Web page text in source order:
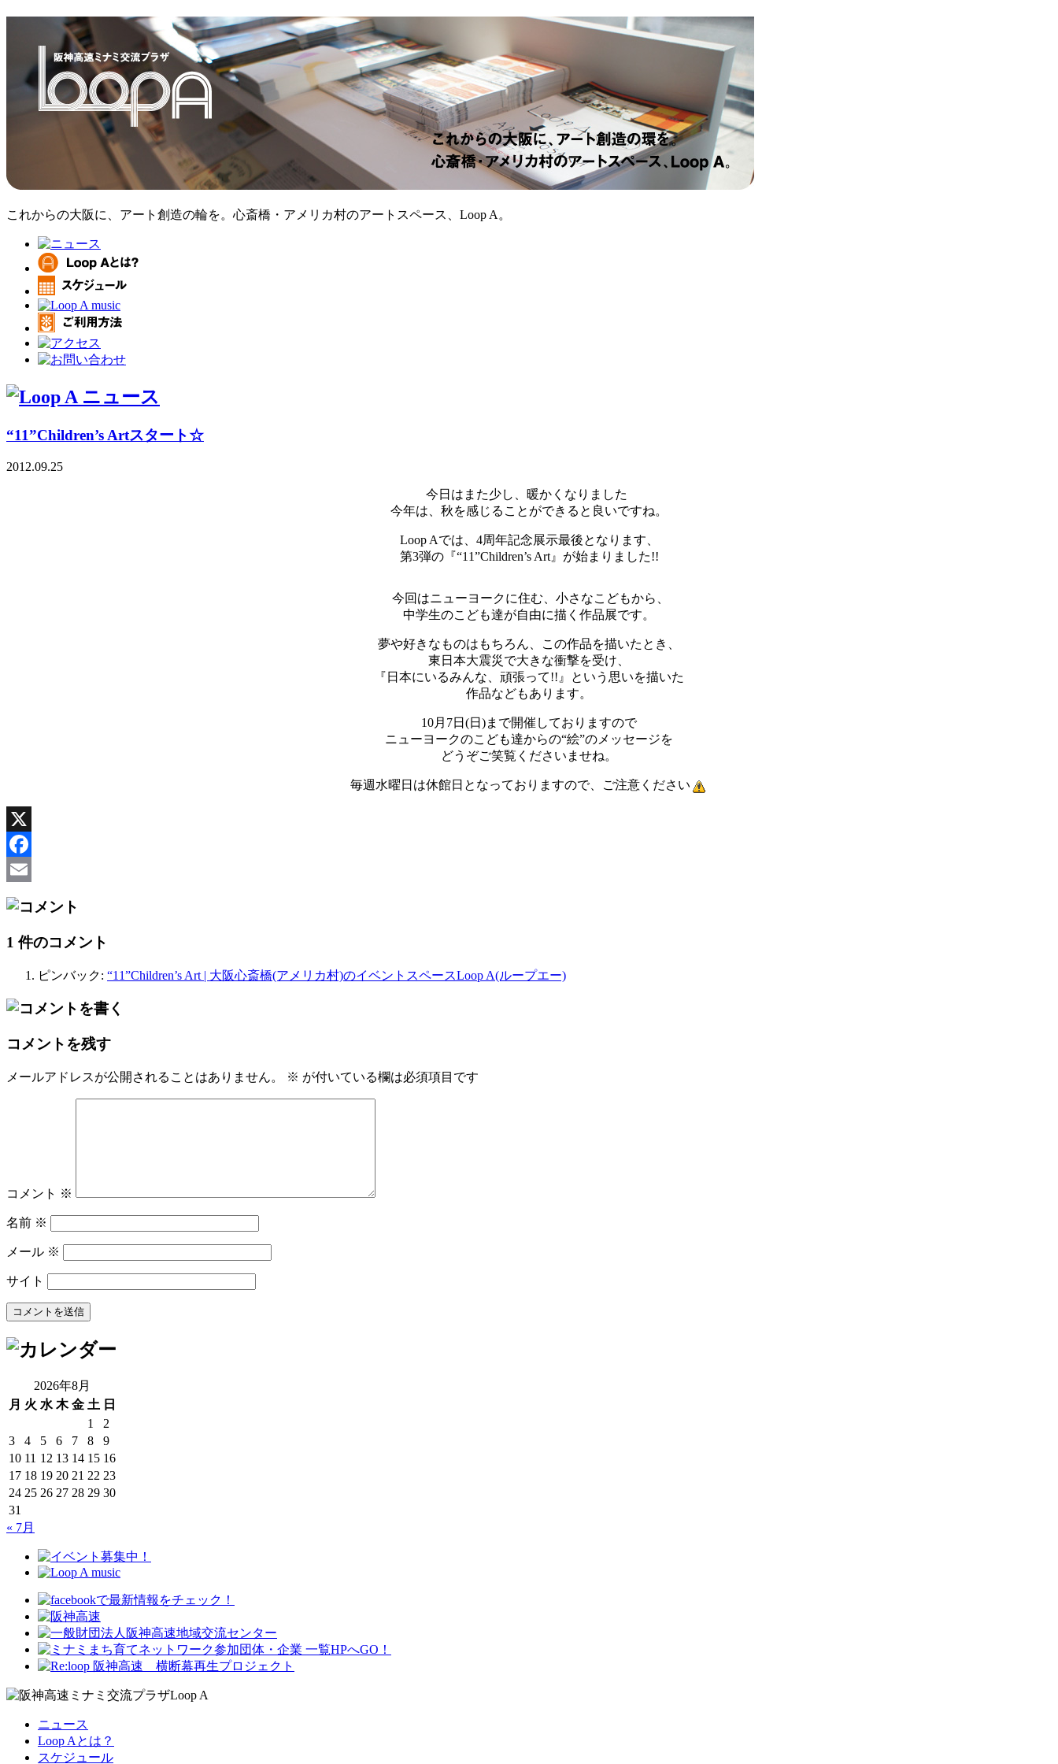
これからの大阪に、アート創造の輪を。心斎橋・アメリカ村のアートスペース、Loop A。
“11”Children’s Artスタート☆
2012.09.25
今日はまた少し、暖かくなりました
今年は、秋を感じることができると良いですね。
Loop Aでは、4周年記念展示最後となります、
第3弾の『“11”Children’s Art』が始まりました!!
今回はニューヨークに住む、小さなこどもから、
中学生のこども達が自由に描く作品展です。
夢や好きなものはもちろん、この作品を描いたとき、
東日本大震災で大きな衝撃を受け、
『日本にいるみんな、頑張って!!』という思いを描いた
作品などもあります。
10月7日(日)まで開催しておりますので
ニューヨークのこども達からの“絵”のメッセージを
どうぞご笑覧くださいませね。
毎週水曜日は休館日となっておりますので、ご注意ください
X
Facebook
Email
1 件のコメント
ピンバック: “11”Children’s Art | 大阪心斎橋(アメリカ村)のイベントスペースLoop A(ループエー)
コメントを残す
メールアドレスが公開されることはありません。 ※ が付いている欄は必須項目です
コメント ※
名前 ※
メール ※
サイト
2026年8月
月 火 水 木 金 土 日
1
2
3
4 5 6 7 8
9
10 11 12 13 14 15 16
17 18 19 20 21 22 23
24 25 26 27 28 29 30
31
« 7月
ニュース
Loop Aとは？
スケジュール